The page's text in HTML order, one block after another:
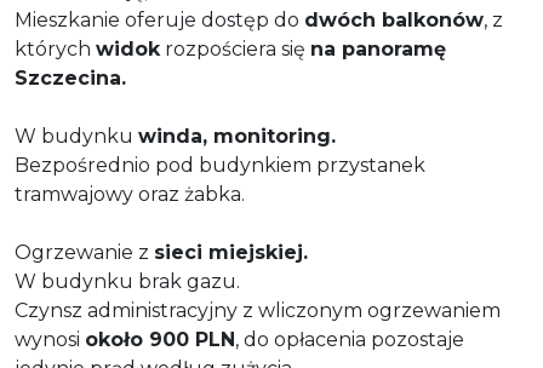
Mieszkanie oferuje dostęp do dwóch balkonów, z
których widokrozpościera się na panoramę
Szczecina.
W budynku winda, monitoring.
Bezpośrednio pod budynkiem przystanek
tramwajowy oraz żabka.
Ogrzewanie z sieci miejskiej.
W budynku brak gazu.
Czynsz administracyjny z wliczonym ogrzewaniem
wynosi około 900 PLN, do opłacenia pozostaje